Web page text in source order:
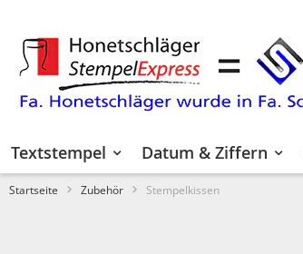
Zum
Inhalt
springen
Textstempel Datum & Ziffern
Startseite Zubehör Stempelkissen